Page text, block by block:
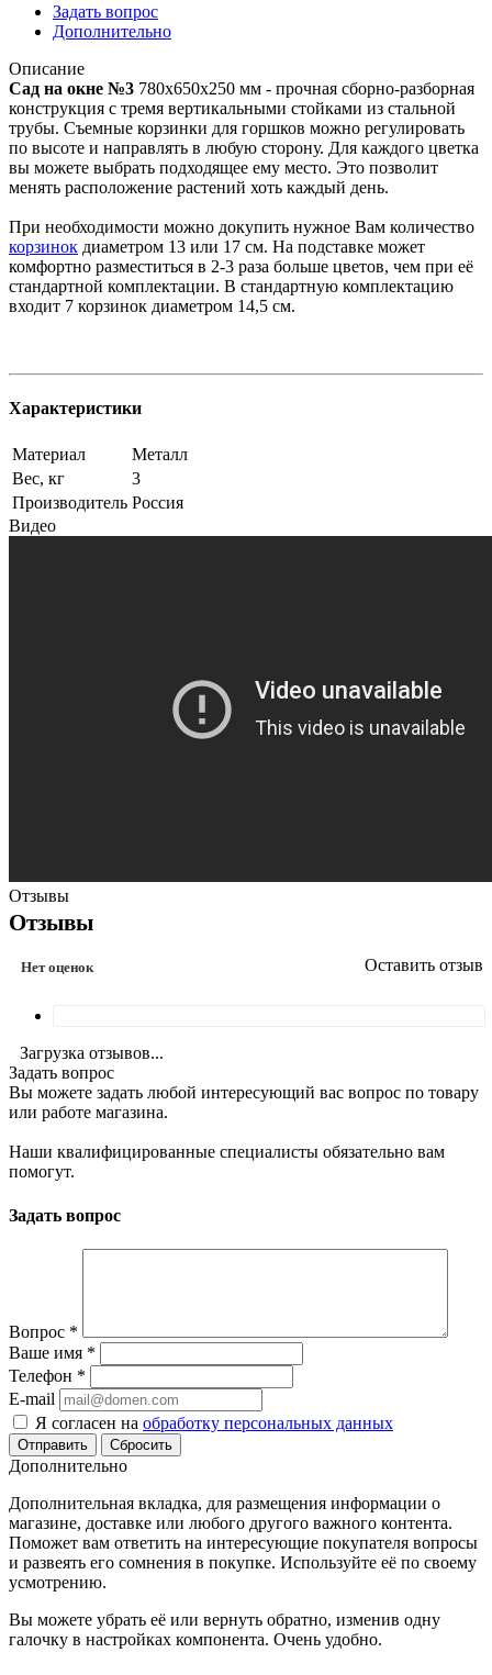
Задать вопрос
Дополнительно
Описание
Сад на окне №3 780х650х250 мм - прочная сборно-разборная
конструкция с тремя вертикальными стойками из стальной
трубы. Съемные корзинки для горшков можно регулировать
по высоте и направлять в любую сторону. Для каждого цветка
вы можете выбрать подходящее ему место. Это позволит
менять расположение растений хоть каждый день.
При необходимости можно докупить нужное Вам количество
корзинок диаметром 13 или 17 см. На подставке может
комфортно разместиться в 2-3 раза больше цветов, чем при её
стандартной комплектации. В стандартную комплектацию
входит 7 корзинок диаметром 14,5 см.
Характеристики
Материал
Металл
Вес, кг
3
Производитель Россия
Видео
Отзывы
Отзывы
Нет оценок Оставить отзыв
Загрузка отзывов...
Задать вопрос
Вы можете задать любой интересующий вас вопрос по товару
или работе магазина.
Наши квалифицированные специалисты обязательно вам
помогут.
Задать вопрос
Вопрос *
Ваше имя *
Телефон *
E-mail
Я согласен на обработку персональных данных
Сбросить
Дополнительно
Дополнительная вкладка, для размещения информации о
магазине, доставке или любого другого важного контента.
Поможет вам ответить на интересующие покупателя вопросы
и развеять его сомнения в покупке. Используйте её по своему
усмотрению.
Вы можете убрать её или вернуть обратно, изменив одну
галочку в настройках компонента. Очень удобно.